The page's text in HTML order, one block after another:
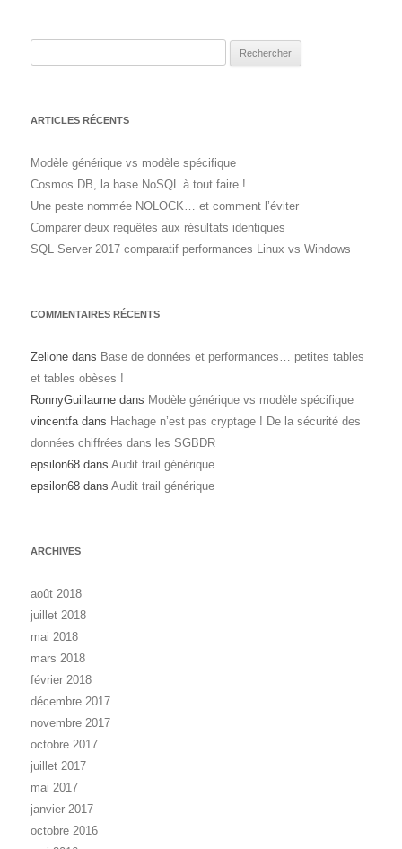
ARTICLES RÉCENTS
Modèle générique vs modèle spécifique
Cosmos DB, la base NoSQL à tout faire !
Une peste nommée NOLOCK… et comment l’éviter
Comparer deux requêtes aux résultats identiques
SQL Server 2017 comparatif performances Linux vs Windows
COMMENTAIRES RÉCENTS
Zelione dans Base de données et performances… petites tables
et tables obèses !
RonnyGuillaume dans Modèle générique vs modèle spécifique
vincentfadans Hachage n’est pas cryptage ! De la sécurité des
données chiffrées dans les SGBDR
epsilon68 dans Audit trail générique
epsilon68 dans Audit trail générique
ARCHIVES
août 2018
juillet 2018
mai 2018
mars 2018
février 2018
décembre 2017
novembre 2017
octobre 2017
juillet 2017
mai 2017
janvier 2017
octobre 2016